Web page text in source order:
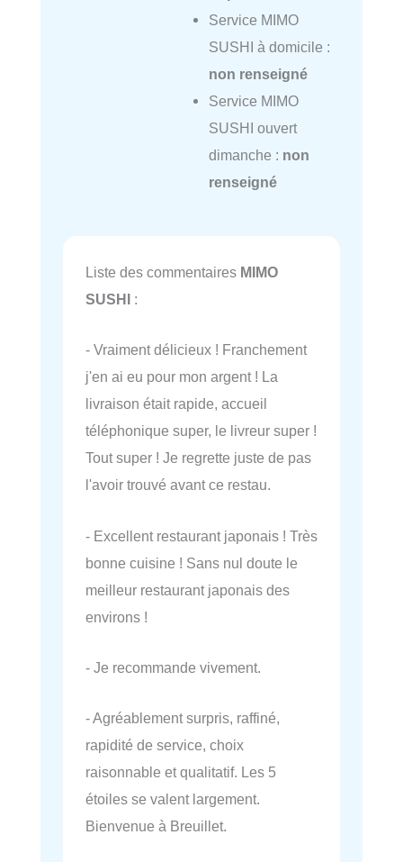
Service MIMO
SUSHI à domicile :
non renseigné
Service MIMO
SUSHI ouvert
dimanche : non
renseigné
Liste des commentaires MIMO
SUSHI :
- Vraiment délicieux ! Franchement
j'en ai eu pour mon argent ! La
livraison était rapide, accueil
téléphonique super, le livreur super !
Tout super ! Je regrette juste de pas
l'avoir trouvé avant ce restau.
- Excellent restaurant japonais ! Très
bonne cuisine ! Sans nul doute le
meilleur restaurant japonais des
environs !
- Je recommande vivement.
- Agréablement surpris, raffiné,
rapidité de service, choix
raisonnable et qualitatif. Les 5
étoiles se valent largement.
Bienvenue à Breuillet.